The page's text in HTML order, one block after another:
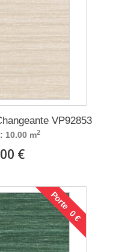
VP92853
10.00 m2
€
Porte 0 €